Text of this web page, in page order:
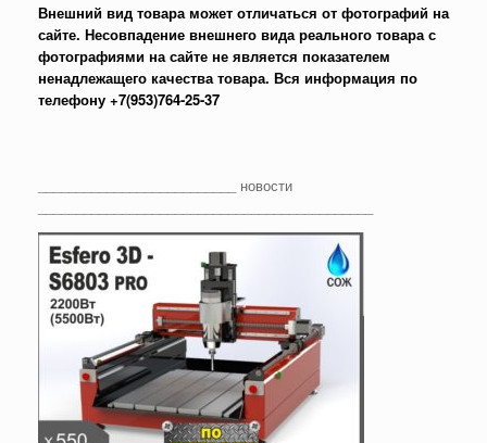
Внешний вид товара может отличаться от фотографий на
сайте. Несовпадение внешнего вида реального товара с
фотографиями на сайте не является показателем
ненадлежащего качества товара. Вся информация по
телефону +7(953)764-25-37
__________________________ новости